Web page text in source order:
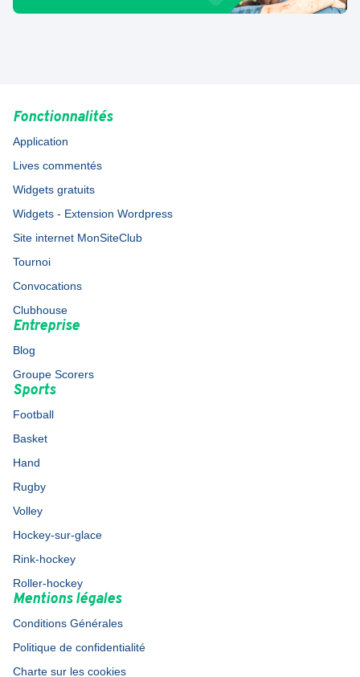
Fonctionnalités
Application
Lives commentés
Widgets gratuits
Widgets - Extension Wordpress
Site internet MonSiteClub
Tournoi
Convocations
Clubhouse
Entreprise
Blog
Groupe Scorers
Sports
Football
Basket
Hand
Rugby
Volley
Hockey-sur-glace
Rink-hockey
Roller-hockey
Mentions légales
Conditions Générales
Politique de confidentialité
Charte sur les cookies